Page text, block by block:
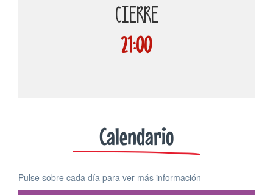
CIERRE
21:00
Calendario
Pulse sobre cada día para ver más información